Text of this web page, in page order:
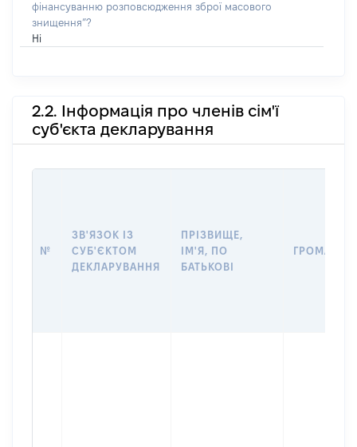
фінансуванню розповсюдження зброї масового
знищення”?
Ні
2.2. Інформація про членів сім'ї
суб'єкта декларування
№
ЗВ'ЯЗОК ІЗ
СУБ'ЄКТОМ
ДЕКЛАРУВАННЯ
ПРІЗВИЩЕ,
ІМ'Я, ПО
БАТЬКОВІ